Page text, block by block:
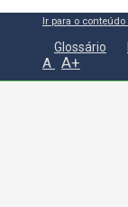
Ir para o conteúdo
Glossário
A A+